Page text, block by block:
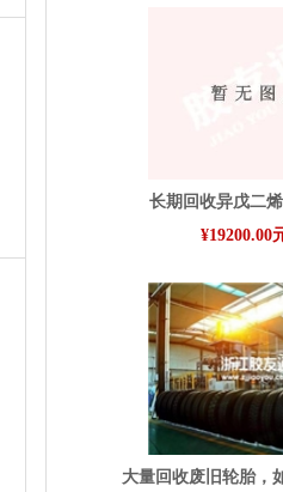
长期回收异戊二
¥19200.00
大量回收废旧轮胎，